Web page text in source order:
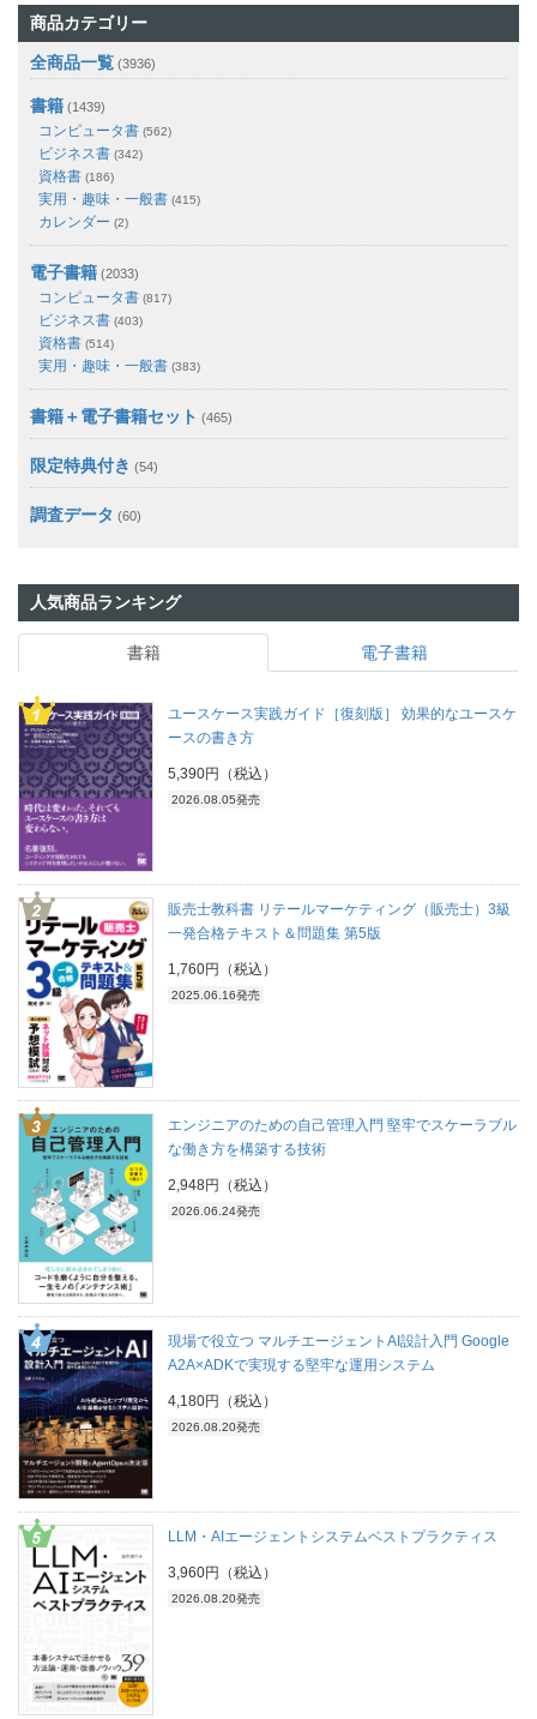
商品カテゴリー
全商品一覧 (3936)
書籍 (1439)
コンピュータ書 (562)
ビジネス書 (342)
資格書 (186)
実用・趣味・一般書 (415)
カレンダー (2)
電子書籍 (2033)
コンピュータ書 (817)
ビジネス書 (403)
資格書 (514)
実用・趣味・一般書 (383)
書籍＋電子書籍セット (465)
限定特典付き (54)
調査データ (60)
人気商品ランキング
書籍 電子書籍
ユースケース実践ガイド［復刻版］ 効果的なユースケ
ースの書き方
5,390円（税込）
2026.08.05発売
販売士教科書 リテールマーケティング（販売士）3級
一発合格テキスト＆問題集 第5版
1,760円（税込）
2025.06.16発売
エンジニアのための自己管理入門 堅牢でスケーラブル
な働き方を構築する技術
2,948円（税込）
2026.06.24発売
現場で役立つ マルチエージェントAI設計入門 Google
A2A×ADKで実現する堅牢な運用システム
4,180円（税込）
2026.08.20発売
LLM・AIエージェントシステムベストプラクティス
3,960円（税込）
2026.08.20発売